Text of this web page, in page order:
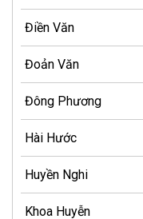
Điền Văn
Đoản Văn
Đông Phương
Hài Hước
Huyền Nghi
Khoa Huyễn